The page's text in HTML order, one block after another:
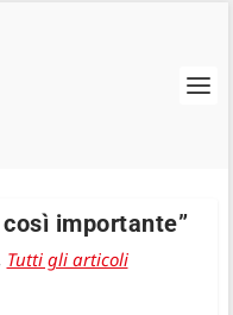
importante”
Tutti gli articoli